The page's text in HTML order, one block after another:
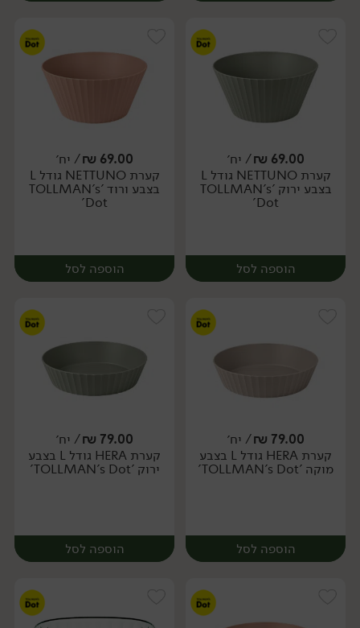
יח׳ יח׳
69.00
₪/ יח׳
קערת NETTUNO גודל L
בצבע ירוק 'TOLLMAN's
Dot'
הוספה לסל
יח׳
69.00
₪/ יח׳
קערת NETTUNO גודל L
בצבע ורוד 'TOLLMAN's
Dot'
הוספה לסל
יח׳
79.00
₪/ יח׳
קערת HERA גודל L בצבע
מוקה 'TOLLMAN's Dot'
הוספה לסל
79.00
₪/ יח׳
קערת HERA גודל L בצבע
ירוק 'TOLLMAN's Dot'
הוספה לסל